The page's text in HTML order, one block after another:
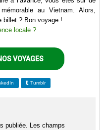
au Vietnam. Alors,
billet ? Bon voyage !
locale ?
VOYAGES
Tumblr
publiée. Les champs